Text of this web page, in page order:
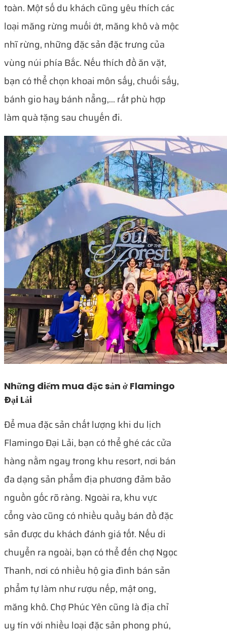
toàn. Một số du khách cũng yêu thích các
loại măng rừng muối ớt, măng khô và mộc
nhĩ rừng, những đặc sản đặc trưng của
vùng núi phía Bắc. Nếu thích đồ ăn vặt,
bạn có thể chọn khoai môn sấy, chuối sấy,
bánh gio hay bánh nẳng,… rất phù hợp
làm quà tặng sau chuyến đi.
Những điểm mua đặc sản ở Flamingo
Đại Lải
Để mua đặc sản chất lượng khi du lịch
Flamingo Đại Lải, bạn có thể ghé các cửa
hàng nằm ngay trong khu resort, nơi bán
đa dạng sản phẩm địa phương đảm bảo
nguồn gốc rõ ràng. Ngoài ra, khu vực
cổng vào cũng có nhiều quầy bán đồ đặc
sản được du khách đánh giá tốt. Nếu di
chuyển ra ngoài, bạn có thể đến chợ Ngọc
Thanh, nơi có nhiều hộ gia đình bán sản
phẩm tự làm như rượu nếp, mật ong,
măng khô. Chợ Phúc Yên cũng là địa chỉ
uy tín với nhiều loại đặc sản phong phú,